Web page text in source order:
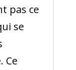
pas ce
se
Ce